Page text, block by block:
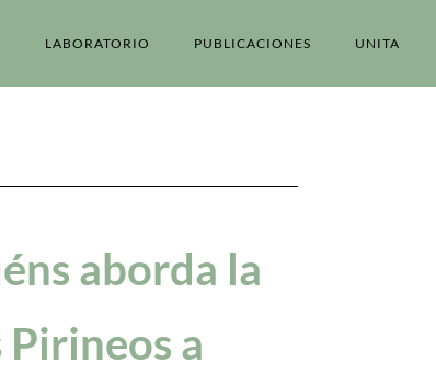
LABORATORIO PUBLICACIONES UNITA
aborda la
Pirineos a